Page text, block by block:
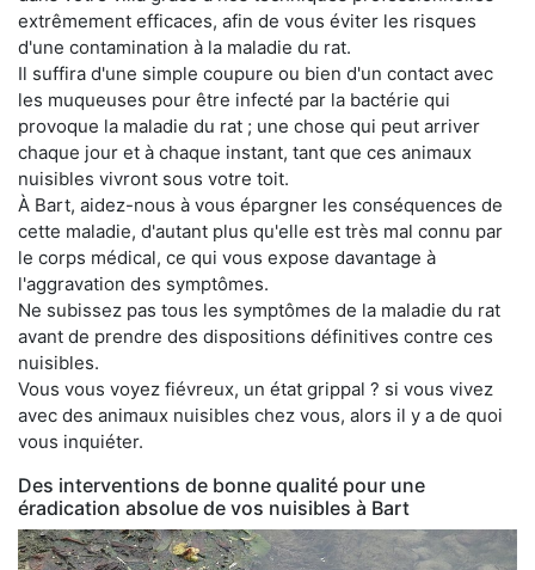
extrêmement efficaces, afin de vous éviter les risques
d'une contamination à la maladie du rat.
Il suffira d'une simple coupure ou bien d'un contact avec
les muqueuses pour être infecté par la bactérie qui
provoque la maladie du rat ; une chose qui peut arriver
chaque jour et à chaque instant, tant que ces animaux
nuisibles vivront sous votre toit.
À Bart, aidez-nous à vous épargner les conséquences de
cette maladie, d'autant plus qu'elle est très mal connu par
le corps médical, ce qui vous expose davantage à
l'aggravation des symptômes.
Ne subissez pas tous les symptômes de la maladie du rat
avant de prendre des dispositions définitives contre ces
nuisibles.
Vous vous voyez fiévreux, un état grippal ? si vous vivez
avec des animaux nuisibles chez vous, alors il y a de quoi
vous inquiéter.
Des interventions de bonne qualité pour une
éradication absolue de vos nuisibles à Bart